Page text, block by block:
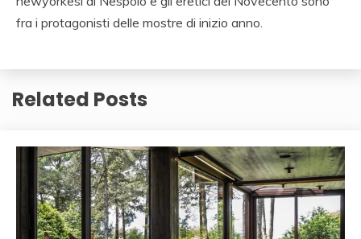
fra i protagonisti delle mostre di inizio anno.
Related Posts